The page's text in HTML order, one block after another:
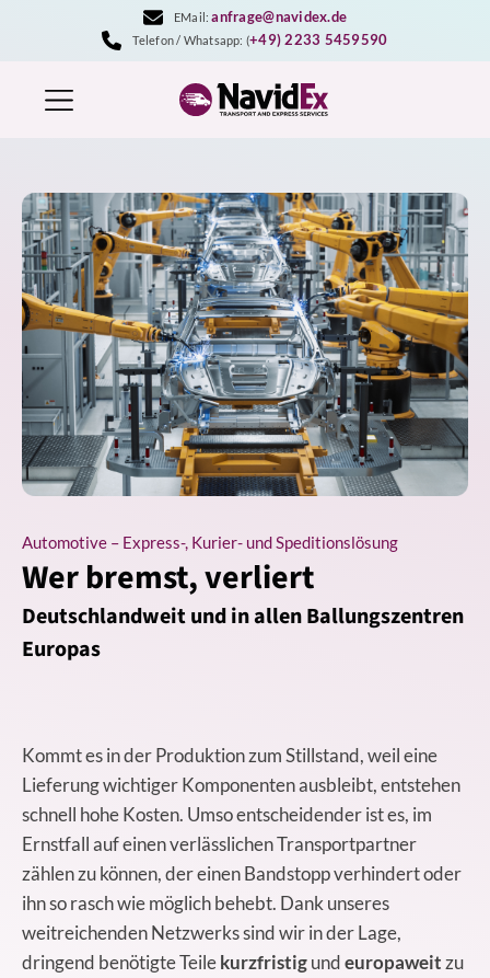
EMail:anfrage@navidex.de
Telefon / Whatsapp: (+49) 2233 5459590
Automotive – Express-, Kurier- und Speditionslösung
Wer bremst, verliert
Deutschlandweit und in allen Ballungszentren
Europas
Kommt es in der Produktion zum Stillstand, weil eine
Lieferung wichtiger Komponenten ausbleibt, entstehen
schnell hohe Kosten. Umso entscheidender ist es, im
Ernstfall auf einen verlässlichen Transportpartner
zählen zu können, der einen Bandstopp verhindert oder
ihn so rasch wie möglich behebt. Dank unseres
weitreichenden Netzwerks sind wir in der Lage,
dringend benötigte Teilekurzfristigundeuropaweitzu